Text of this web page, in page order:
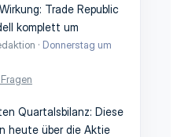
Trade Republic
komplett um
Donnerstag um
Quartalsbilanz: Diese
heute über die Aktie